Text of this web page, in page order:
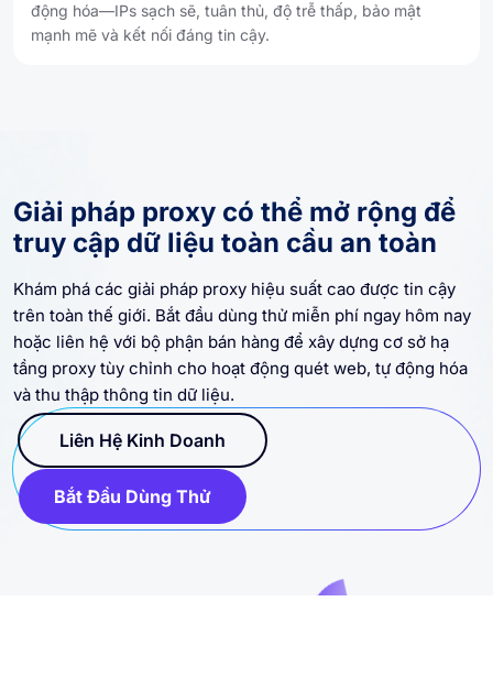
động hóa—IPs sạch sẽ, tuân thủ, độ trễ thấp, bảo mật
mạnh mẽ và kết nối đáng tin cậy.
Giải pháp proxy có thể mở rộng để
truy cập dữ liệu toàn cầu an toàn
Khám phá các giải pháp proxy hiệu suất cao được tin cậy
trên toàn thế giới. Bắt đầu dùng thử miễn phí ngay hôm nay
hoặc liên hệ với bộ phận bán hàng để xây dựng cơ sở hạ
tầng proxy tùy chỉnh cho hoạt động quét web, tự động hóa
và thu thập thông tin dữ liệu.
Liên Hệ Kinh Doanh
Bắt Đầu Dùng Thử